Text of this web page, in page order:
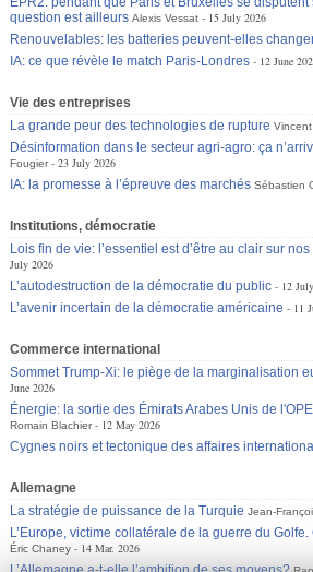
question est ailleurs Alexis Vessat
15 July 2026
Renouvelables: les batteries peuvent-elles
IA: ce que révèle le match Paris-Londres
12 June
Vie des entreprises
La grande peur des technologies de rupture
Désinformation dans le secteur agri-agro: ça
Fougier
23 July 2026
IA: la promesse à l’épreuve des marchés Sébastien
Institutions, démocratie
Lois fin de vie: l’essentiel est d’être au clair sur
July 2026
L’autodestruction de la démocratie du public
12
L’avenir incertain de la démocratie américaine
11
Commerce international
Sommet Trump-Xi: le piège de la marginalisation
June 2026
Énergie: la sortie des Émirats Arabes Unis de
Romain Blachier
12 May 2026
Cygnes noirs et tectonique des affaires
Allemagne
La stratégie de puissance de la Turquie Jean-
L’Europe, victime collatérale de la guerre du
Éric Chaney
14 Mar. 2026